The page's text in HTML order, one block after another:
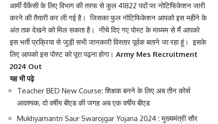
आर्मी वैकेंसी के लिए विभाग की तरफ से कुल 41822 पदों पर नोटिफिकेशन जारी
करने की तैयारी कर ली गई है। जिसका फुल नोटिफिकेशन आपको इस महीने के
अंत तक देखने को मिल सकता है। नीचे दिए गए पोस्ट के माध्यम से मैं आपको
इस भर्ती प्रक्रिया से जुड़ी सभी जानकारी विस्तार पूर्वक बताने जा रहा हूं। इसके
लिए आपको इस पोस्ट को पूरा पढ़ना होगा। Army Mes Recruitment
2024 Out
यह भी पढ़े
Teacher BED New Course: शिक्षक बनने के लिए अब तीन कोर्स
आवश्यक, दो वर्षीय बीएड की जगह अब एक वर्षीय बीएड
Mukhyamantri Saur Swarojgar Yojana 2024 : मुख्यमंत्री सौर